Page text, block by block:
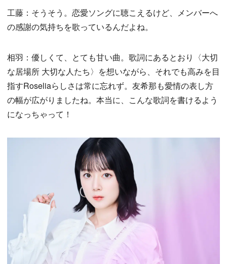
工藤：そうそう。恋愛ソングに聴こえるけど、メンバーへ
の感謝の気持ちを歌っているんだよね。
相羽：優しくて、とても甘い曲。歌詞にあるとおり〈大切
な居場所 大切な人たち〉を想いながら、それでも高みを目
指すRoseliaらしさは常に忘れず。友希那も愛情の表し方
の幅が広がりましたね。本当に、こんな歌詞を書けるよう
になっちゃって！